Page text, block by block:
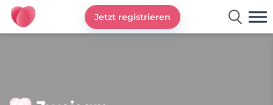
Zweisam
Jetzt registrieren